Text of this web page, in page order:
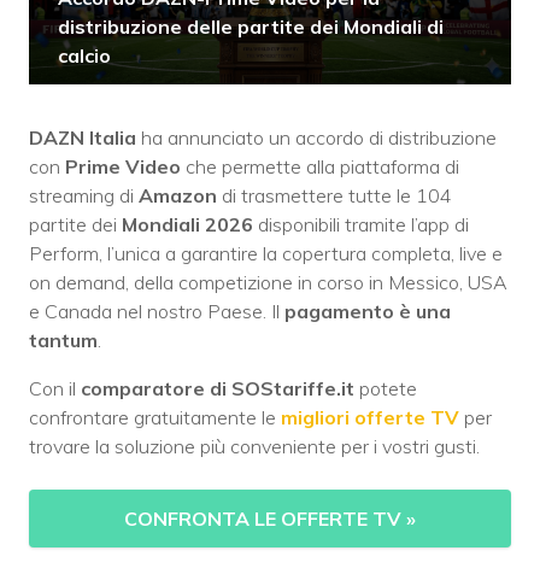
distribuzione delle partite dei Mondiali di
calcio
DAZN Italia ha annunciato un accordo di distribuzione
con Prime Video che permette alla piattaforma di
streaming di Amazon di trasmettere tutte le 104
partite dei Mondiali 2026 disponibili tramite l’app di
Perform, l’unica a garantire la copertura completa, live e
on demand, della competizione in corso in Messico, USA
e Canada nel nostro Paese. Il pagamento è una
tantum.
Con il comparatore di SOStariffe.it potete
confrontare gratuitamente le migliori offerte TV per
trovare la soluzione più conveniente per i vostri gusti.
CONFRONTA LE OFFERTE TV »